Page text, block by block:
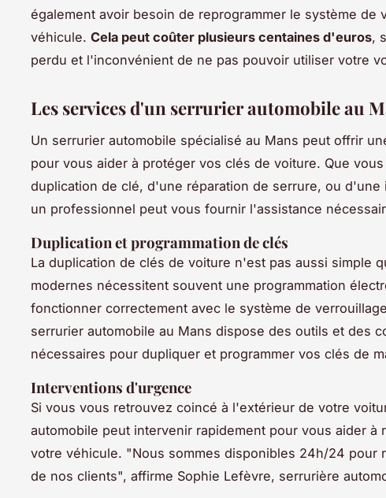
également avoir besoin de reprogrammer le système de
véhicule. Cela peut coûter plusieurs centaines d'euros,
perdu et l'inconvénient de ne pas pouvoir utiliser votre
Les services d'un serrurier automobile au
Un serrurier automobile spécialisé au Mans peut offrir
pour vous aider à protéger vos clés de voiture. Que
duplication de clé, d'une réparation de serrure, ou
un professionnel peut vous fournir l'assistance
Duplication et programmation de clés
La duplication de clés de voiture n'est pas aussi simple
modernes nécessitent souvent une programmation
fonctionner correctement avec le système de
serrurier automobile au Mans dispose des outils et des
nécessaires pour dupliquer et programmer vos clés de
Interventions d'urgence
Si vous vous retrouvez coincé à l'extérieur de votre
automobile peut intervenir rapidement pour vous aider à
votre véhicule. "Nous sommes disponibles 24h/24 pour
de nos clients", affirme Sophie Lefèvre, serrurière